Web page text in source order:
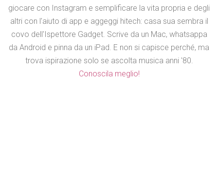
giocare con Instagram e semplificare la vita propria e degli
altri con l'aiuto di app e aggeggi hitech: casa sua sembra il
covo dell'Ispettore Gadget. Scrive da un Mac, whatsappa
da Android e pinna da un iPad. E non si capisce perché, ma
trova ispirazione solo se ascolta musica anni '80.
Conoscila meglio!